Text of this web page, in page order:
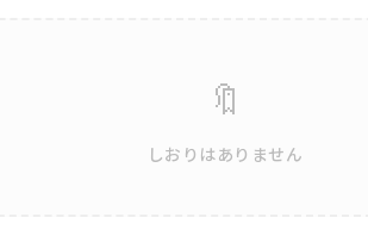
🔖
しおりはありません